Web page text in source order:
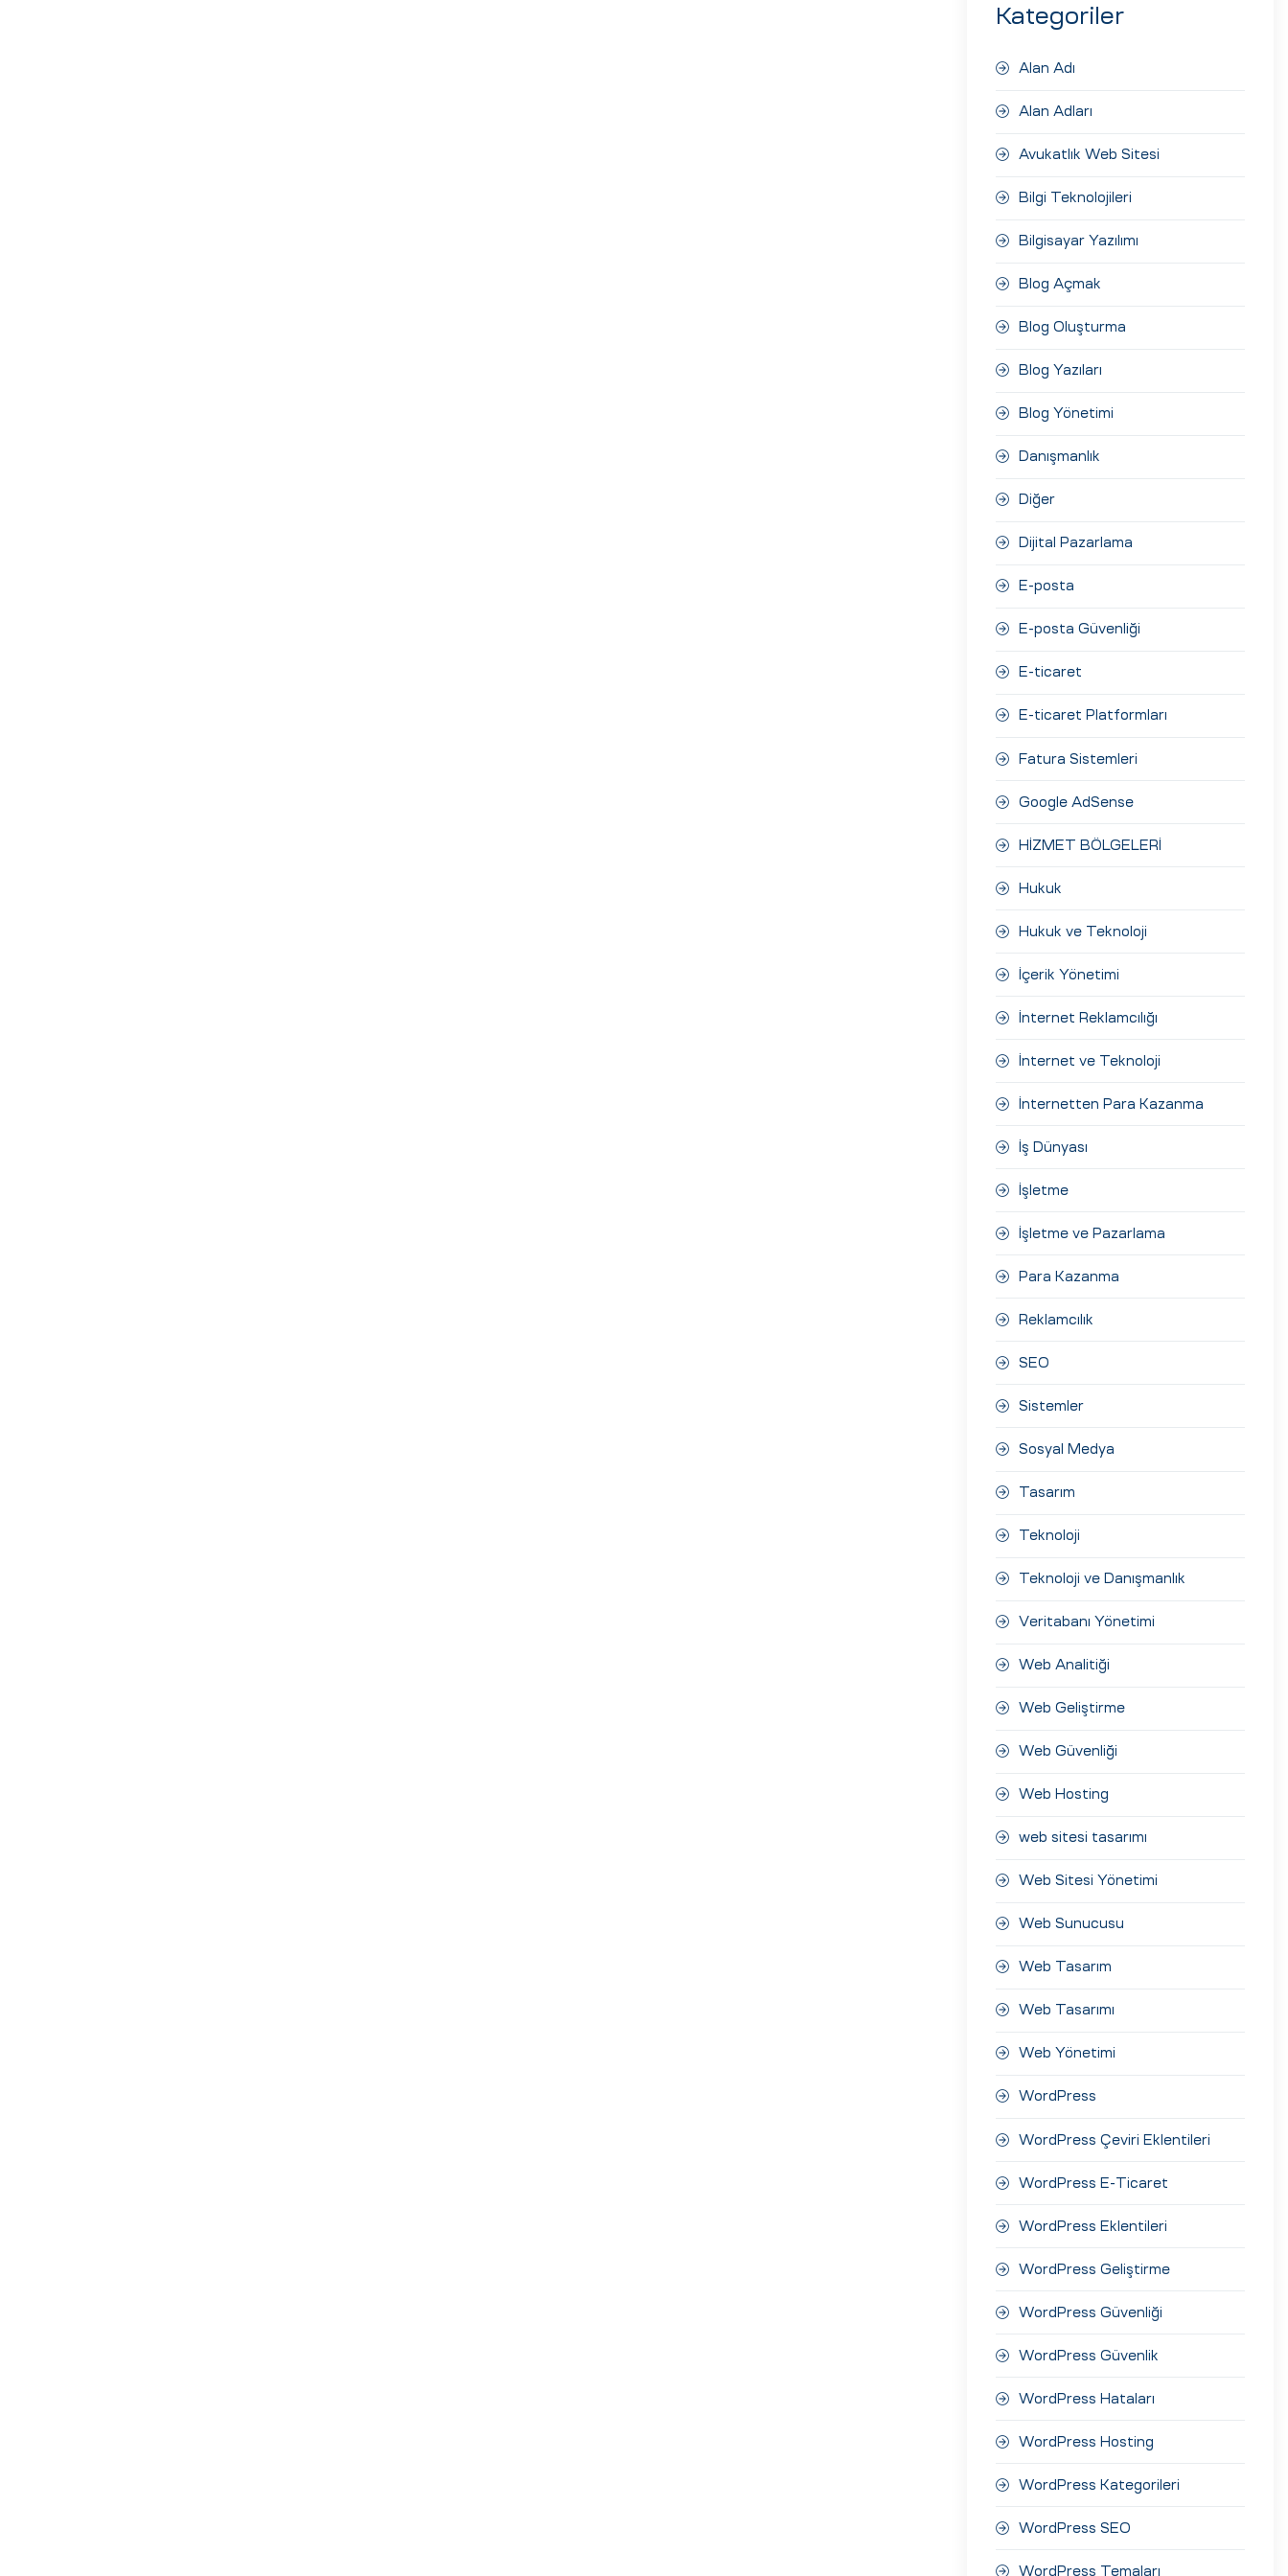
Kategoriler
Alan Adı
Alan Adları
Avukatlık Web Sitesi
Bilgi Teknolojileri
Bilgisayar Yazılımı
Blog Açmak
Blog Oluşturma
Blog Yazıları
Blog Yönetimi
Danışmanlık
Diğer
Dijital Pazarlama
E-posta
E-posta Güvenliği
E-ticaret
E-ticaret Platformları
Fatura Sistemleri
Google AdSense
HİZMET BÖLGELERİ
Hukuk
Hukuk ve Teknoloji
İçerik Yönetimi
İnternet Reklamcılığı
İnternet ve Teknoloji
İnternetten Para Kazanma
İş Dünyası
İşletme
İşletme ve Pazarlama
Para Kazanma
Reklamcılık
SEO
Sistemler
Sosyal Medya
Tasarım
Teknoloji
Teknoloji ve Danışmanlık
Veritabanı Yönetimi
Web Analitiği
Web Geliştirme
Web Güvenliği
Web Hosting
web sitesi tasarımı
Web Sitesi Yönetimi
Web Sunucusu
Web Tasarım
Web Tasarımı
Web Yönetimi
WordPress
WordPress Çeviri Eklentileri
WordPress E-Ticaret
WordPress Eklentileri
WordPress Geliştirme
WordPress Güvenliği
WordPress Güvenlik
WordPress Hataları
WordPress Hosting
WordPress Kategorileri
WordPress SEO
WordPress Temaları